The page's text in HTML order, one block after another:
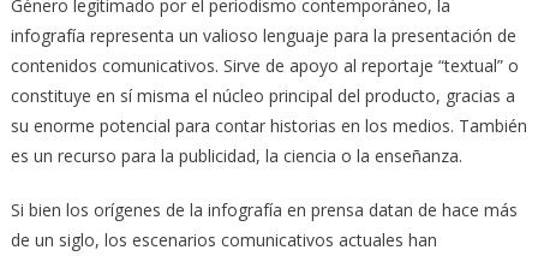
Género legitimado por el periodismo contemporáneo, la
infografía representa un valioso lenguaje para la presentación de
contenidos comunicativos. Sirve de apoyo al reportaje “textual” o
constituye en sí misma el núcleo principal del producto, gracias a
su enorme potencial para contar historias en los medios. También
es un recurso para la publicidad, la ciencia o la enseñanza.
Si bien los orígenes de la infografía en prensa datan de hace más
de un siglo, los escenarios comunicativos actuales han